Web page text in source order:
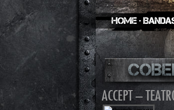
ACCEPT –